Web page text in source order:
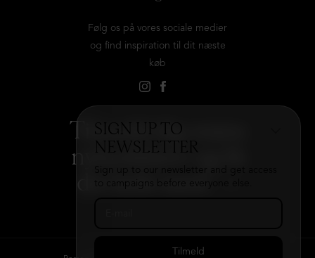
SIGN UP TO
Følg os på vores sociale medier
og find inspiration til dit næste
køb
Tilmeld dig vores
nyhedsbrev og få